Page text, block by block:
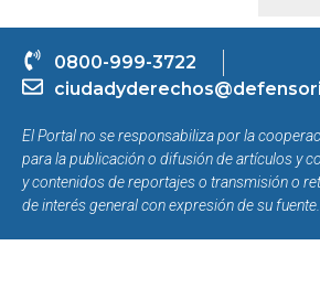
0800-999-3722
El Portal no se responsabiliza por la
para la publicación o difusión de artículos y
y contenidos de reportajes o transmisión o
de interés general con expresión de su fuente.